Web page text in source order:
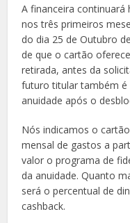
A financeira continuará
nos três primeiros
do dia 25 de Outubro
de que o cartão
retirada, antes da
futuro titular também é
anuidade após o
Nós indicamos o
mensal de gastos a
valor o programa de
da anuidade. Quanto
será o percentual de
cashback.